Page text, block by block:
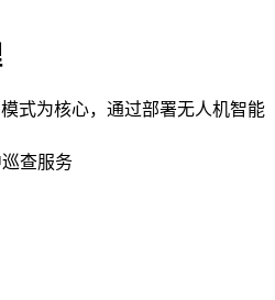
式为核心，通过部署无人机智能
查服务